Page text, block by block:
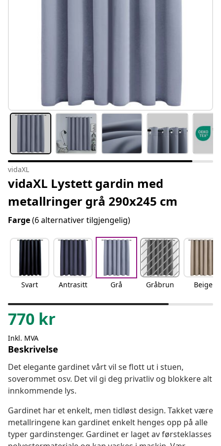
vidaXL
vidaXL Lystett gardin med
metallringer grå 290x245 cm
Farge(6 alternativer tilgjengelig)
Svart Antrasitt Grå Gråbrun Beige
770 kr
Inkl. MVA
Beskrivelse
Det elegante gardinet vårt vil se flott ut i stuen,
soverommet osv. Det vil gi deg privatliv og blokkere alt
innkommende lys.
Gardinet har et enkelt, men tidløst design. Takket være
metallringene kan gardinet enkelt henges opp på alle
typer gardinstenger. Gardinet er laget av førsteklasses